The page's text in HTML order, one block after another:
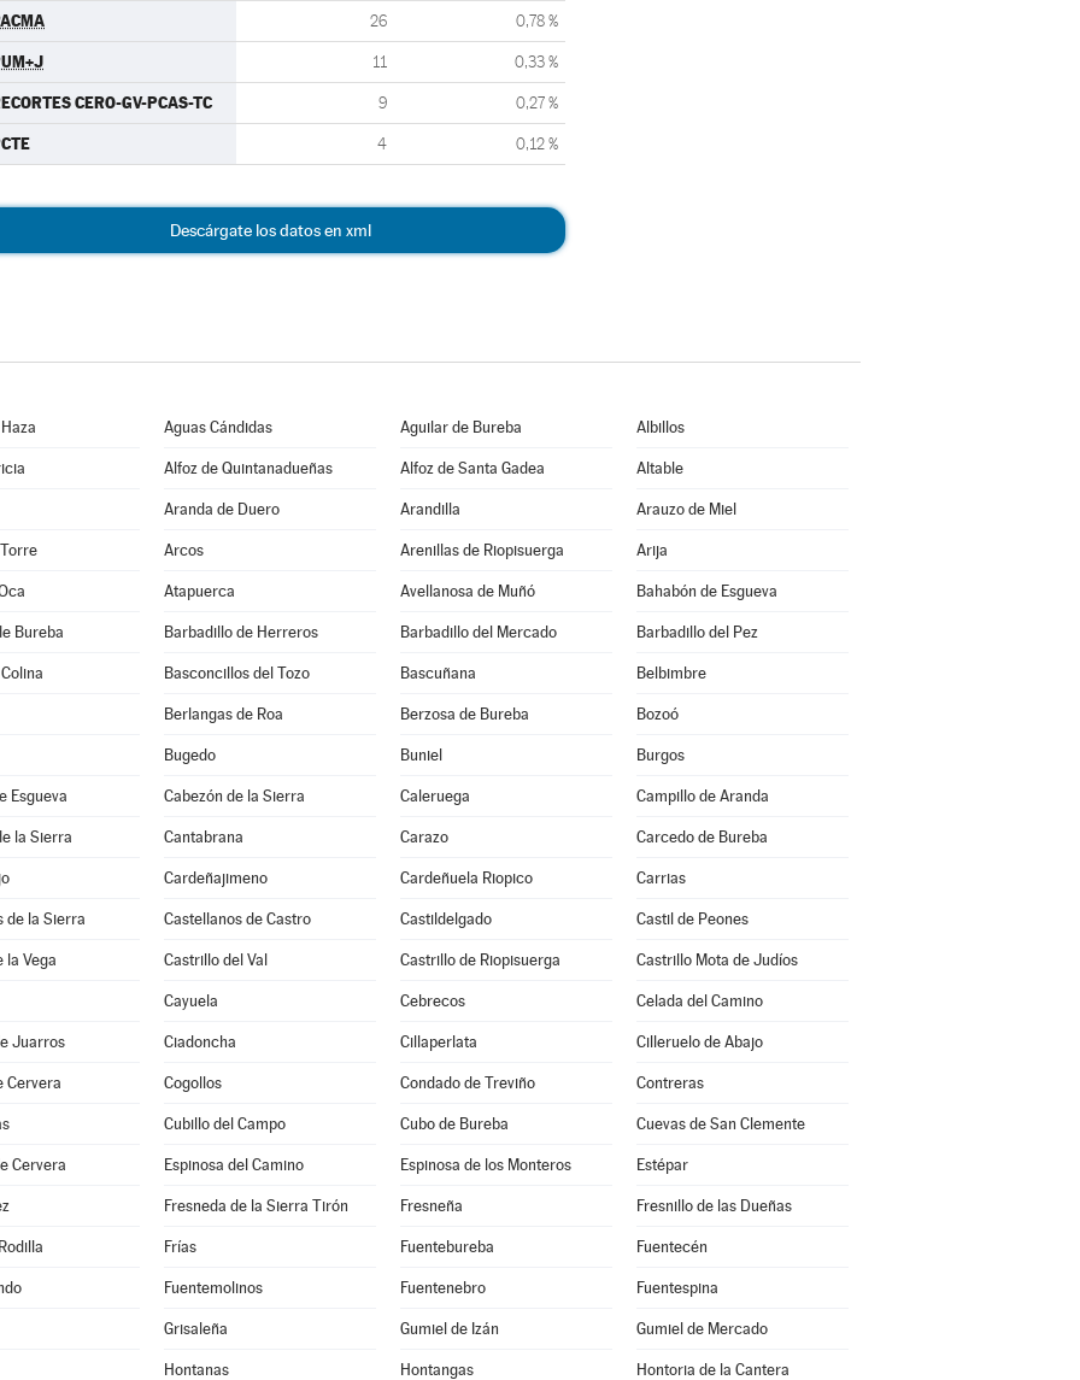
26 0,78 %
11 0,33 %
CERO-GV-PCAS-TC 9 0,27 %
4 0,12 %
Descárgate los datos en xml
Aguas Cándidas Aguilar de Bureba Albillos
Alfoz de Quintanadueñas Alfoz de Santa Gadea Altable
Aranda de Duero Arandilla Arauzo de Miel
Arcos Arenillas de Riopisuerga Arija
Atapuerca Avellanosa de Muñó Bahabón de Esgueva
Bureba Barbadillo de Herreros Barbadillo del Mercado Barbadillo del Pez
Basconcillos del Tozo Bascuñana Belbimbre
Berlangas de Roa Berzosa de Bureba Bozoó
Bugedo Buniel Burgos
Esgueva Cabezón de la Sierra Caleruega Campillo de Aranda
la Sierra Cantabrana Carazo Carcedo de Bureba
Cardeñajimeno Cardeñuela Riopico Carrias
de la Sierra Castellanos de Castro Castildelgado Castil de Peones
la Vega Castrillo del Val Castrillo de Riopisuerga Castrillo Mota de Judíos
Cayuela Cebrecos Celada del Camino
Juarros Ciadoncha Cillaperlata Cilleruelo de Abajo
Cervera Cogollos Condado de Treviño Contreras
Cubillo del Campo Cubo de Bureba Cuevas de San Clemente
Cervera Espinosa del Camino Espinosa de los Monteros Estépar
Fresneda de la Sierra Tirón Fresneña Fresnillo de las Dueñas
Frías Fuentebureba Fuentecén
Fuentemolinos Fuentenebro Fuentespina
Grisaleña Gumiel de Izán Gumiel de Mercado
Hontanas Hontangas Hontoria de la Cantera